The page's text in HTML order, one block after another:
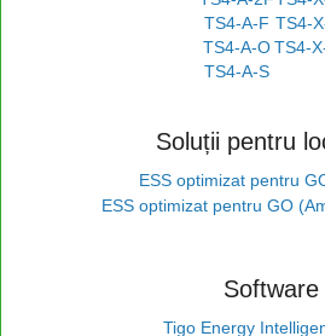
TS4-A-F
TS4-A-O
TS4-A-S
TS4-
TS4-
Soluții pentru
ESS optimizat pentru
ESS optimizat pentru GO
Software
Tigo Energy